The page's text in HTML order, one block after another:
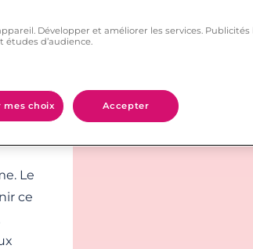
veut
Le
ce
Développer et améliorer les services. Publicités
d’audience.
mes choix Accepter